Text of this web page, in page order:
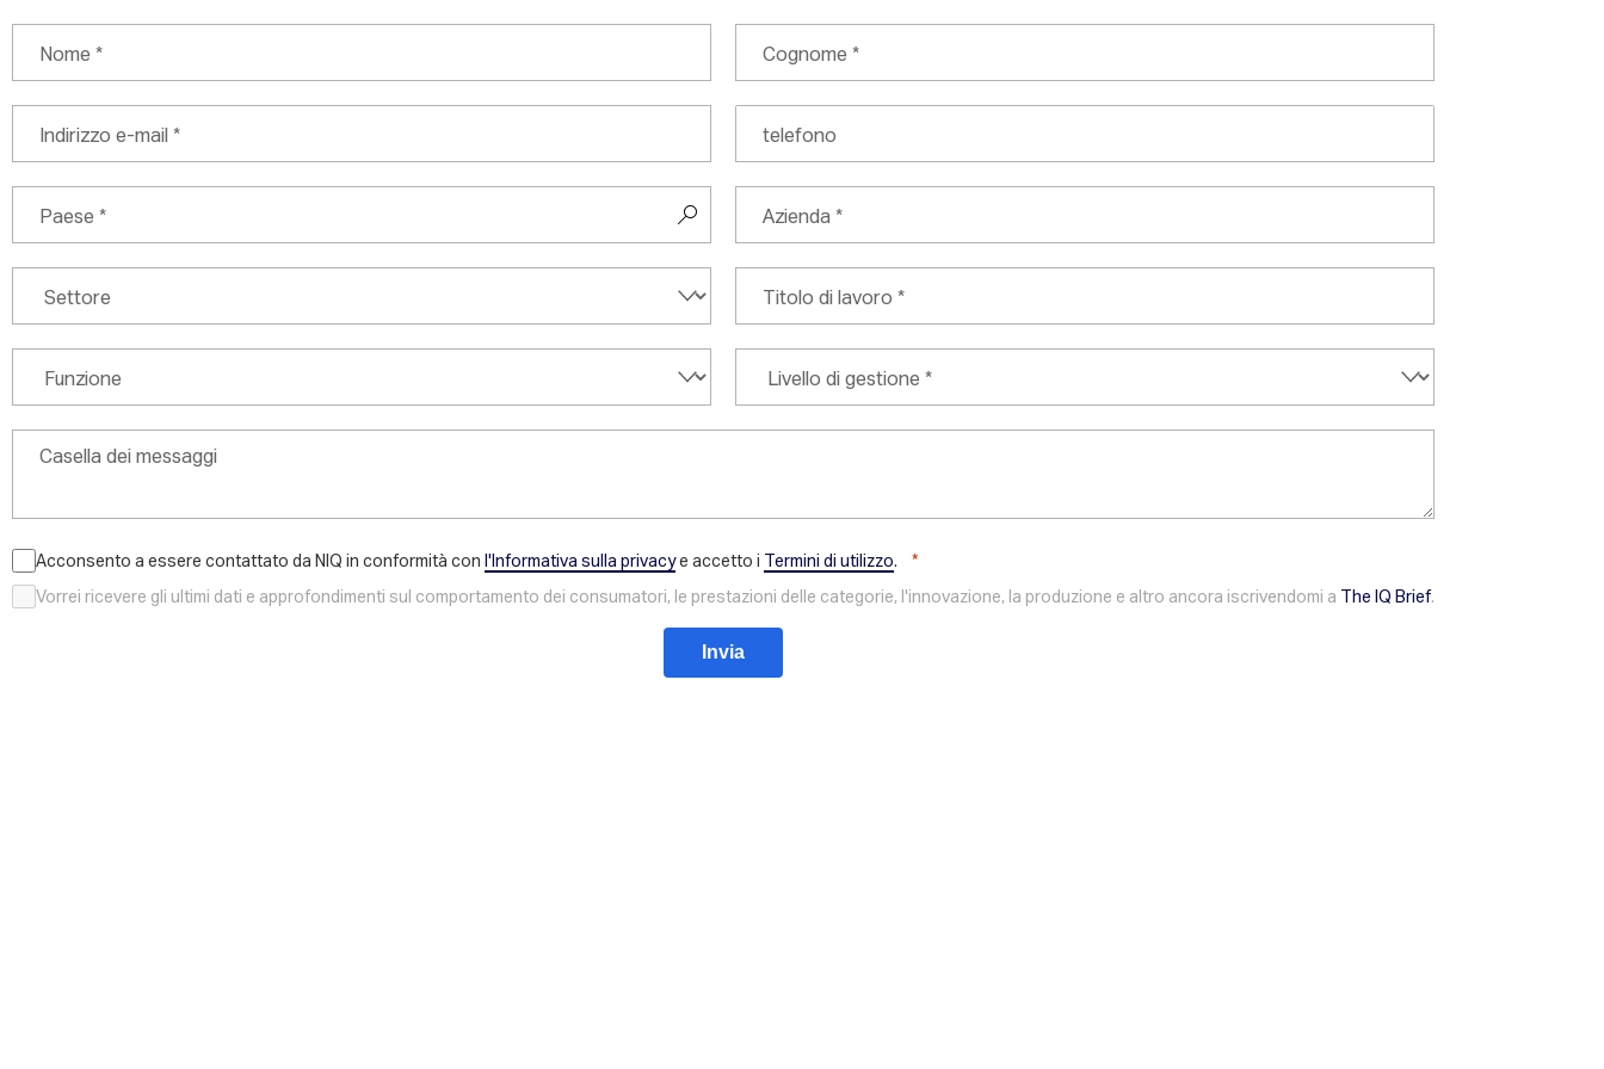
Acconsento a essere contattato da NIQ in conformità con l'Informativa sulla privacye accetto i Termini di utilizzo.
Vorrei ricevere gli ultimi dati e approfondimenti sul comportamento dei consumatori, le prestazioni delle categorie, l'innovazione, la produzione e altro ancora iscrivendomi a The IQ Brief.
Invia